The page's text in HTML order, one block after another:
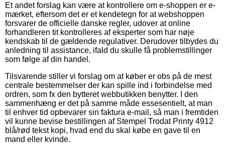
Et andet forslag kan være at kontrollere om e-shoppen er e-
mærket, eftersom det er et kendetegn for at webshoppen
forsvarer de officielle danske regler, udover at online
forhandleren tit kontrolleres af eksperter som har nøje
kendskab til de gældende regulativer. Derudover tilbydes du
anledning til assistance, ifald du skulle få problemstillinger
som følge af din handel.
Tilsvarende stiller vi forslag om at køber er obs på de mest
centrale bestemmelser der kan spille ind i forbindelse med
ordren, som fx den bytteret webbutikken benytter. I den
sammenhæng er det på samme måde essesentielt, at man
til enhver tid opbevarer sin faktura e-mail, så man i fremtiden
vil kunne bevise bestillingen af Stempel Trodat Printy 4912
blå/rød tekst kopi, hvad end du skal købe en gave til en
mand eller kvinde.